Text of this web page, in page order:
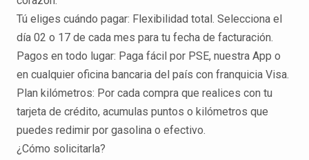
Tú eliges cuándo pagar: Flexibilidad total. Selecciona el
día 02 o 17 de cada mes para tu fecha de facturación.
Pagos en todo lugar: Paga fácil por PSE, nuestra App o
en cualquier oficina bancaria del país con franquicia Visa.
Plan kilómetros: Por cada compra que realices con tu
tarjeta de crédito, acumulas puntos o kilómetros que
puedes redimir por gasolina o efectivo.
¿Cómo solicitarla?